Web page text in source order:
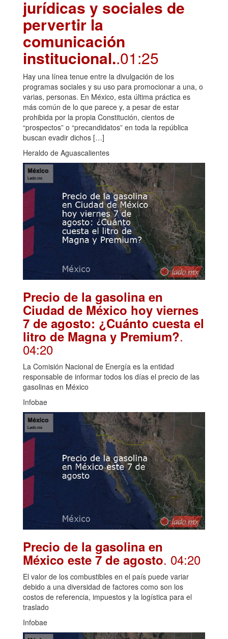
jurídicas y sociales de
pervertir la
comunicación
institucional..01:25
Hay una línea tenue entre la divulgación de los
programas sociales y su uso para promocionar a una, o
varias, personas. En México, esta última práctica es
más común de lo que parece y, a pesar de estar
prohibida por la propia Constitución, cientos de
“prospectos” o “precandidatos” en toda la república
buscan evadir dichos […]
Heraldo de Aguascalientes
Precio de la gasolina en
Ciudad de México hoy viernes
7 de agosto: ¿Cuánto cuesta el
litro de Magna y Premium?.
04:20
La Comisión Nacional de Energía es la entidad
responsable de informar todos los días el precio de las
gasolinas en México
Infobae
Precio de la gasolina en
México este 7 de agosto. 04:20
El valor de los combustibles en el país puede variar
debido a una diversidad de factores como son los
costos de referencia, impuestos y la logística para el
traslado
Infobae